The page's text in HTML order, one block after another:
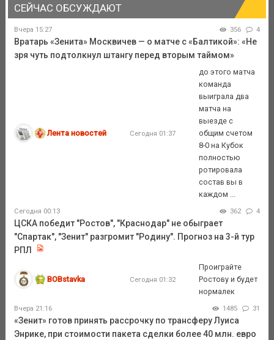
СЕЙЧАС ОБСУЖДАЮТ
Вчера 15:27 356 4
Вратарь «Зенита» Москвичев — о матче с «Балтикой»: «Не
зря чуть подтолкнул штангу перед вторым таймом»
Лента новостей Сегодня 01:37
до этого матча
команда
выиграла два
матча на
выезде с
общим счетом
8-0 на Кубок
полностью
ротировала
состав вы в
каждом ...
Сегодня 00:13 362 4
ЦСКА победит "Ростов", "Краснодар" не обыграет
"Спартак", "Зенит" разгромит "Родину". Прогноз на 3-й тур
РПЛ
BOBstavka Сегодня 01:32
Проиграйте
Ростову и будет
нормалек
Вчера 21:16 1485 31
«Зенит» готов принять рассрочку по трансферу Луиса
Энрике, при стоимости пакета сделки более 40 млн. евро